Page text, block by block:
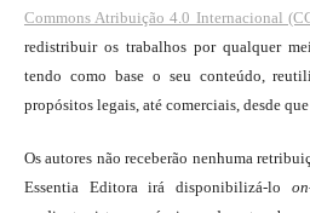
Commons Atribuição 4.0 Internacional
redistribuir os trabalhos por qualquer
tendo como base o seu conteúdo,
propósitos legais, até comerciais, desde
Os autores não receberão nenhuma
Essentia Editora irá disponibilizá-lo